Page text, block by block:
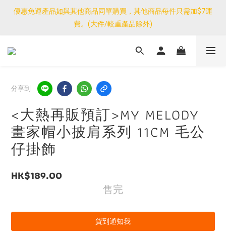
優惠免運產品如與其他商品同單購買，其他商品每件只需加$7運
費。(大件/較重產品除外)
優惠免運產品如與其他商品同單購買，其他商品每件只需加$7運
費。(大件/較重產品除外)
<公告>感謝支持！我們團隊由30/7~12/8外訪搜羅新產品，期間網
優惠免運產品如與其他商品同單購買，其他商品每件只需加$7運
費。(大件/較重產品除外)
分享到
<大熱再販預訂>MY MELODY
畫家帽小披肩系列 11CM 毛公
仔掛飾
HK$189.00
售完
貨到通知我